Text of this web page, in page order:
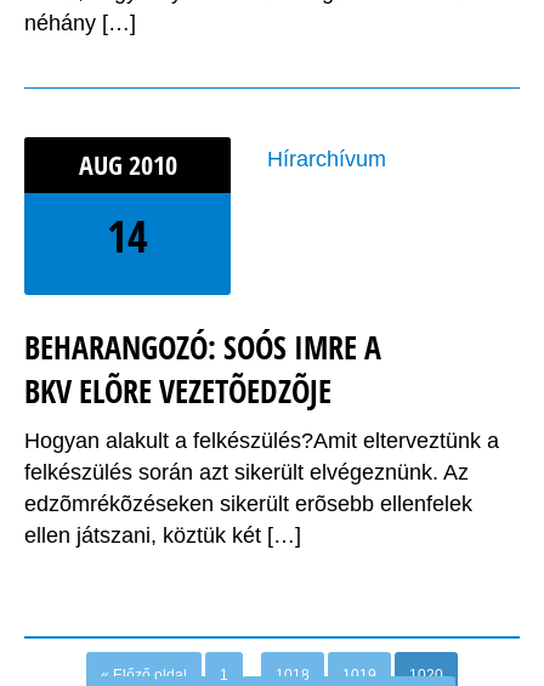
néhány […]
AUG 2010
14
Hírarchívum
BEHARANGOZÓ: SOÓS IMRE A
BKV ELÕRE VEZETÕEDZÕJE
Hogyan alakult a felkészülés?Amit elterveztünk a
felkészülés során azt sikerült elvégeznünk. Az
edzõmrékõzéseken sikerült erõsebb ellenfelek
ellen játszani, köztük két […]
Newer posts
« Előző oldal
1 … 1018 1019
1020
Older posts